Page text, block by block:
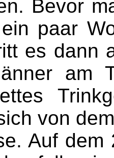
Bevor
paar
es dann
am
von
Auf